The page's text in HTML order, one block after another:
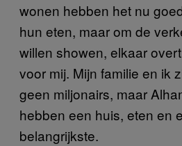
wonen hebben het nu
hun eten, maar om de
willen showen, elkaar
voor mij. Mijn familie en ik
geen miljonairs, maar
hebben een huis, eten en
belangrijkste.